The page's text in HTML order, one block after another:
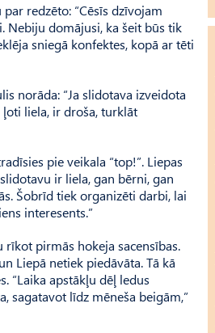
redzēto: “Cēsīs dzīvojam
Nebiju domājusi, ka šeit būs tik
sniegā konfektes, kopā ar tēti
norāda: “Ja slidotava izveidota
liela, ir droša, turklāt
pie veikala “top!”. Liepas
ir liela, gan bērni, gan
Šobrīd tiek organizēti darbi, lai
interesents.”
pirmās hokeja sacensības.
Liepā netiek piedāvāta. Tā kā
“Laika apstākļu dēļ ledus
sagatavot līdz mēneša beigām,”